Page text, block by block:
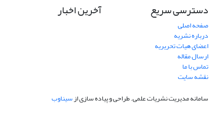
دسترسی سریع
صفحه اصلی
درباره نشریه
اعضای هیات تحریریه
ارسال مقاله
تماس با ما
نقشه سایت
آخرین اخبار
سامانه مدیریت نشریات علمی.طراحی و پیاده سازی ازسیناوب